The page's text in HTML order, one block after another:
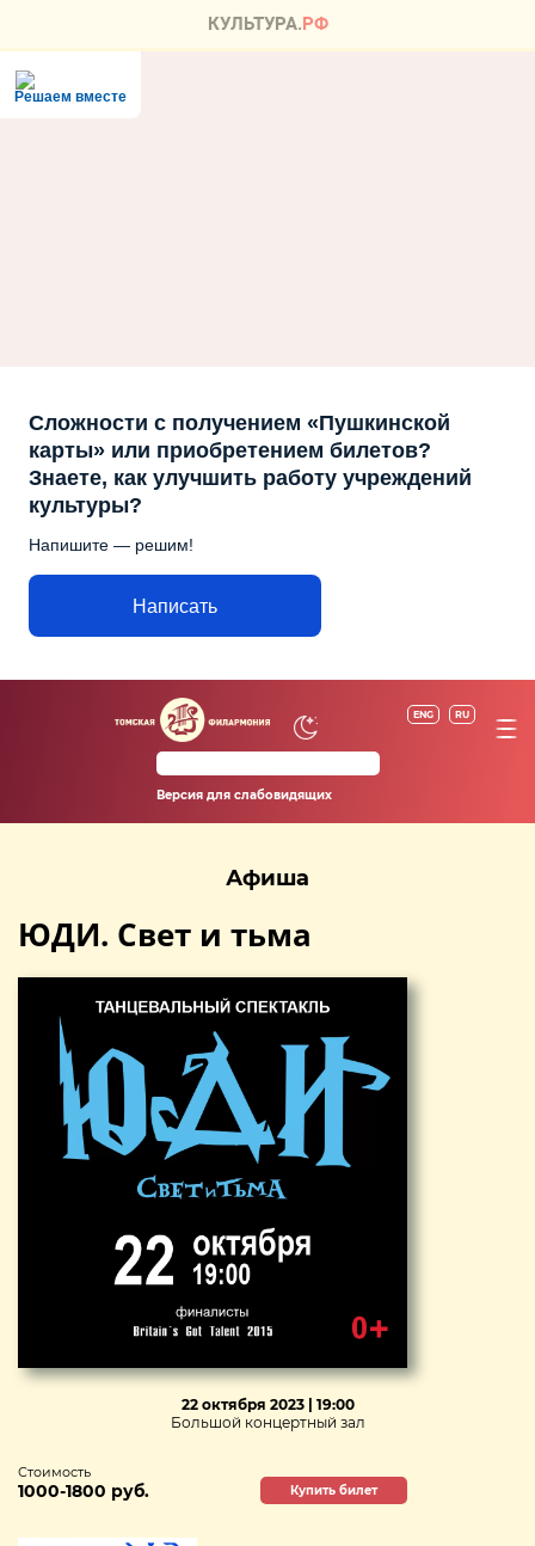
Решаем вместе
Сложности с получением «Пушкинской
карты» или приобретением билетов?
Знаете, как улучшить работу учреждений
культуры?
Напишите — решим!
Написать
ENG RU
Версия для слабовидящих
Афиша
ЮДИ. Свет и тьма
22 октября 2023 | 19:00
Большой концертный зал
Стоимость
1000-1800 руб. Купить билет